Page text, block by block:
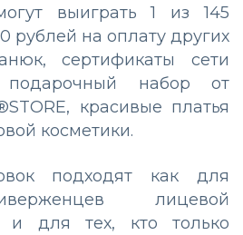
выиграть 1 из 145
рублей на оплату других
сертификаты сети
набор от
красивые платья
косметики.
подходят как для
лицевой
и для тех, кто только